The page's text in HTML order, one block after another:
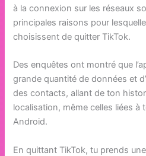
à la connexion sur les réseaux
principales raisons pour
choisissent de quitter TikTok.
Des enquêtes ont montré que
grande quantité de données et
des contacts, allant de ton
localisation, même celles liées à
Android.
En quittant TikTok, tu prends une